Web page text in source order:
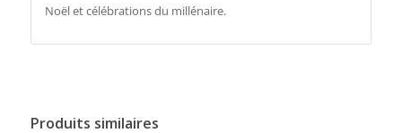
Noël et célébrations du millénaire.
Produits similaires